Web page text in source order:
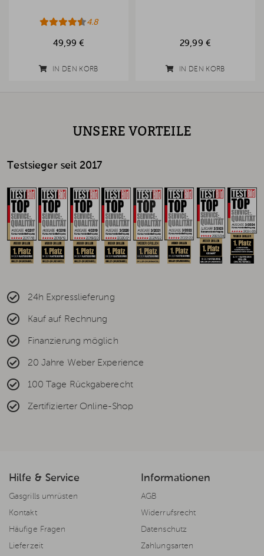
4.8
49,99 €
IN DEN KORB
29,99 €
IN DEN KORB
UNSERE VORTEILE
Testsieger seit 2017
24h Expresslieferung
Kauf auf Rechnung
Finanzierung möglich
20 Jahre Weber Experience
100 Tage Rückgaberecht
Zertifizierter Online-Shop
Hilfe & Service
Gasgrills umrüsten
Kontakt
Häufige Fragen
Lieferzeit
Informationen
AGB
Widerrufsrecht
Datenschutz
Zahlungsarten